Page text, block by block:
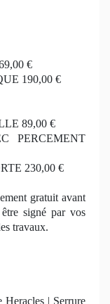
€
190,00 €
89,00 €
PERCEMENT
230,00 €
gratuit avant
signé par vos
travaux.
Heracles | Serrure